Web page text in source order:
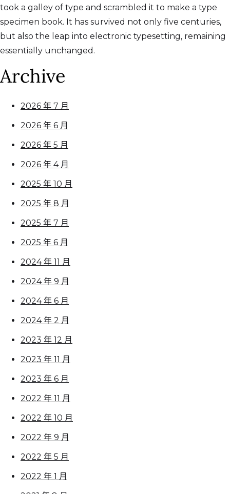
took a galley of type and scrambled it to make a type
specimen book. It has survived not only five centuries,
but also the leap into electronic typesetting, remaining
essentially unchanged.
Archive
2026 年 7 月
2026 年 6 月
2026 年 5 月
2026 年 4 月
2025 年 10 月
2025 年 8 月
2025 年 7 月
2025 年 6 月
2024 年 11 月
2024 年 9 月
2024 年 6 月
2024 年 2 月
2023 年 12 月
2023 年 11 月
2023 年 6 月
2022 年 11 月
2022 年 10 月
2022 年 9 月
2022 年 5 月
2022 年 1 月